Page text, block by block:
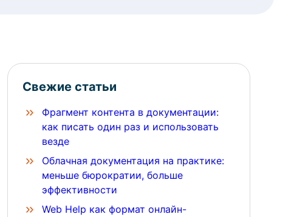
Свежие статьи
Фрагмент контента в документации:
как писать один раз и использовать
везде
Облачная документация на практике:
меньше бюрократии, больше
эффективности
Web Help как формат онлайн-